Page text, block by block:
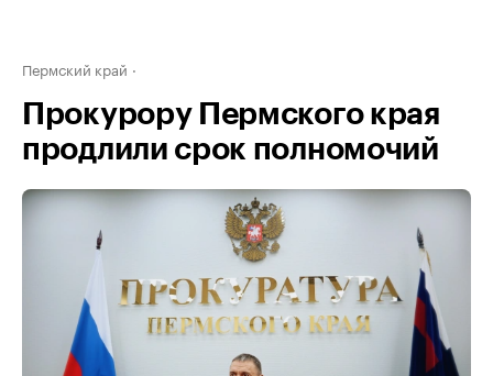
Пермский край
Прокурору Пермского края
продлили срок полномочий